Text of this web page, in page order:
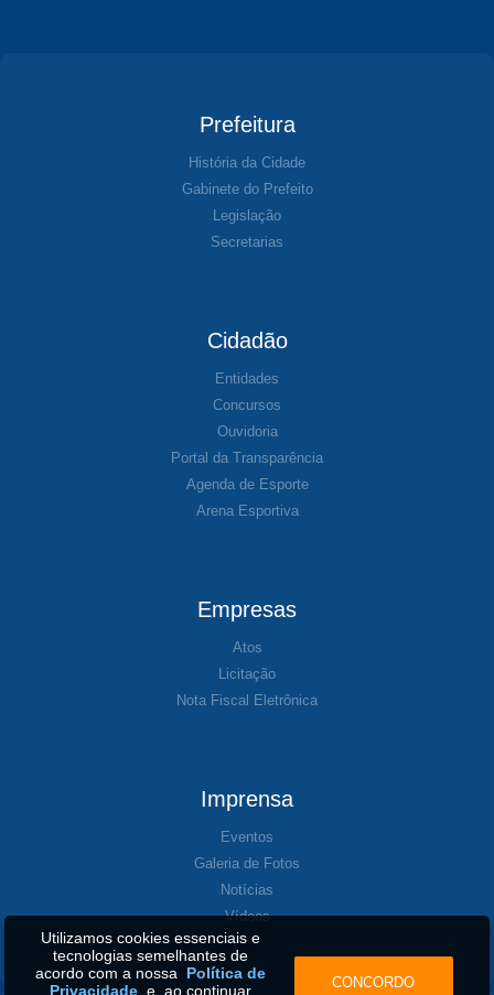
Prefeitura
História da Cidade
Gabinete do Prefeito
Legislação
Secretarias
Cidadão
Entidades
Concursos
Ouvidoria
Portal da Transparência
Agenda de Esporte
Arena Esportiva
Empresas
Atos
Licitação
Nota Fiscal Eletrônica
Imprensa
Eventos
Galeria de Fotos
Notícias
Vídeos
Utilizamos cookies essenciais e
tecnologias semelhantes de
acordo com a nossa Política de
Privacidadee, ao continuar CONCORDO